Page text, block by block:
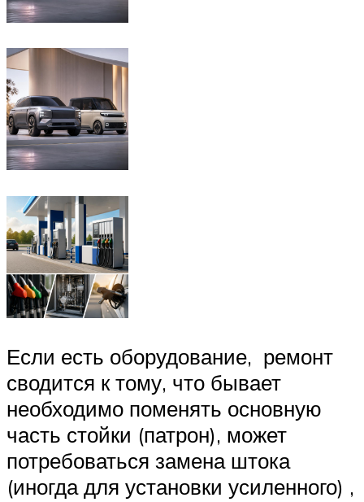
Если есть оборудование, ремонт
сводится к тому, что бывает
необходимо поменять основную
часть стойки (патрон), может
потребоваться замена штока
(иногда для установки усиленного) ,